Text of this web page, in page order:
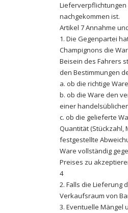
nachgekommen ist.
Artikel 7 Annahme
1. Die Gegenpartei
Champignons die
Beisein des Fahrers
den Bestimmungen
a. ob die richtige
b. ob die Ware den
einer
c. ob die gelieferte
Quantität (Stückzahl,
festgestellte
Ware vollständig
Preises zu
4
2. Falls die Lieferung
Verkaufsraum von
3. Eventuelle Mängel